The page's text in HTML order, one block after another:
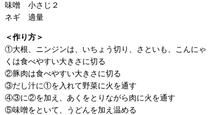
味噌 小さじ２
ネギ 適量
＜作り方＞
①大根、ニンジンは、いちょう切り、さといも、こんにゃ
くは食べやすい大きさに切る
②豚肉は食べやすい大きさに切る
③だし汁に①を入れて野菜に火を通す
④③に②を加え、あくをとりながら肉に火を通す
⑤味噌をといて、うどんを加え温める